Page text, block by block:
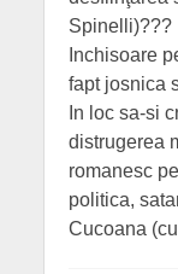
Spinelli)???
Inchisoare
fapt josnica
In loc sa-si
distrugerea
romanesc
politica,
Cucoana